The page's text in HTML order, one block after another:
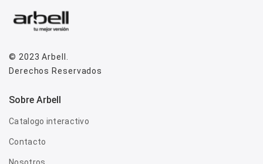
© 2023Arbell
Derechos Reservados
Sobre Arbell
Catalogo interactivo
Contacto